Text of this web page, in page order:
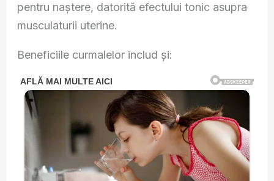
pentru naștere, datorită efectului tonic asupra
musculaturii uterine.
Beneficiile curmalelor includ și: